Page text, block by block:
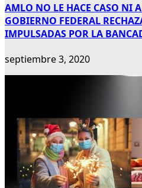
AMLO NO LE HACE CASO NI
GOBIERNO FEDERAL
IMPULSADAS POR LA
septiembre 3, 2020